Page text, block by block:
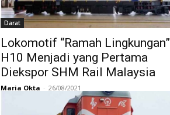
Darat
Lokomotif “Ramah Lingkungan”
H10 Menjadi yang Pertama
Diekspor SHM Rail Malaysia
Maria Okta - 26/08/2021